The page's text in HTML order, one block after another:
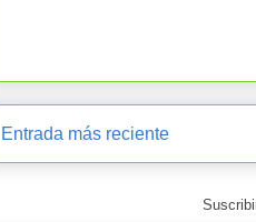
Entrada más reciente